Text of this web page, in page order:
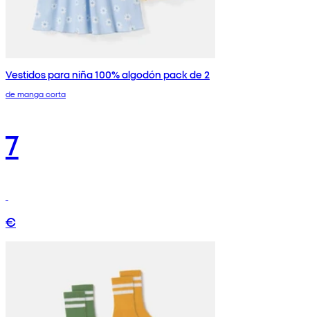
Vestidos para niña 100% algodón pack de 2
de manga corta
7
€